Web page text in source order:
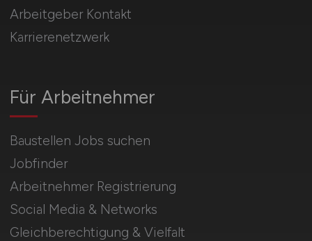
Für Arbeitnehmer
Baustellen Jobs suchen
Jobfinder
Arbeitnehmer Registrierung
Social Media & Networks
Gleichberechtigung & Vielfalt
Arbeitgeber Kontakt
Karrierenetzwerk